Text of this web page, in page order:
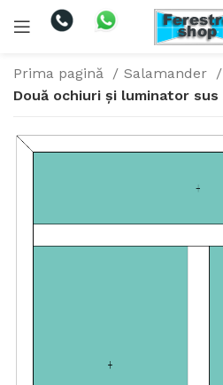
Prima pagină Salamander
Două ochiuri și luminator sus